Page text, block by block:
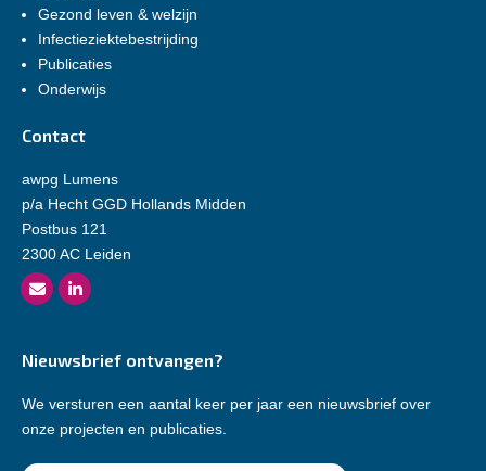
Gezond leven & welzijn
Infectieziektebestrijding
Publicaties
Onderwijs
Contact
awpg Lumens
p/a Hecht GGD Hollands Midden
Postbus 121
2300 AC Leiden
Nieuwsbrief ontvangen?
We versturen een aantal keer per jaar een nieuwsbrief over
onze projecten en publicaties.